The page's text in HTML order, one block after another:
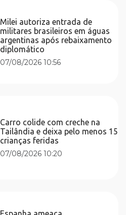
Milei autoriza entrada de
militares brasileiros em águas
argentinas após rebaixamento
diplomático
07/08/2026 10:56
Carro colide com creche na
Tailândia e deixa pelo menos 15
crianças feridas
07/08/2026 10:20